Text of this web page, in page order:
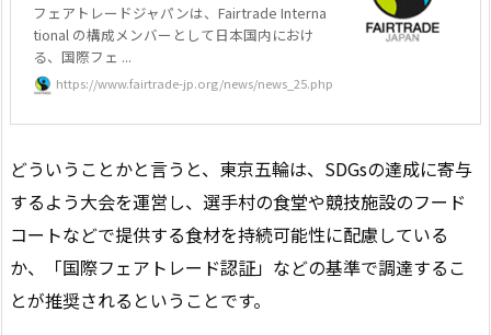
フェアトレードジャパンは、Fairtrade Interna
tional の構成メンバーとして日本国内におけ
る、国際フェ ...
https://www.fairtrade-jp.org/news/news_25.php
どういうことかと言うと、東京五輪は、SDGsの達成に寄与
するよう大会を運営し、選手村の食堂や競技施設のフード
コートなどで提供する食材を持続可能性に配慮している
か、「国際フェアトレード認証」などの基準で調達するこ
とが推奨されるということです。